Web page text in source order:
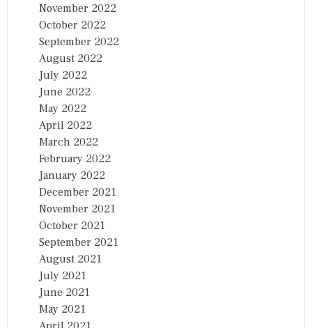
November 2022
October 2022
September 2022
August 2022
July 2022
June 2022
May 2022
April 2022
March 2022
February 2022
January 2022
December 2021
November 2021
October 2021
September 2021
August 2021
July 2021
June 2021
May 2021